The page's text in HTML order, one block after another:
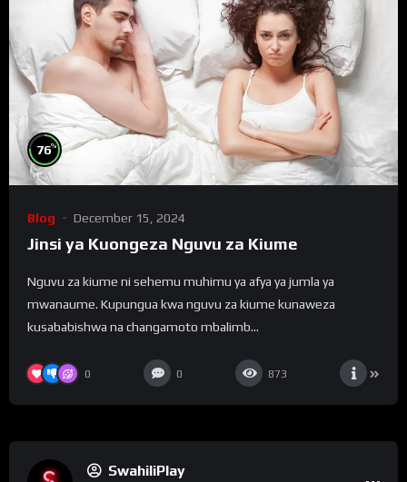
76%
Blog December 15, 2024
Jinsi ya Kuongeza Nguvu za Kiume
Nguvu za kiume ni sehemu muhimu ya afya ya jumla ya
mwanaume. Kupungua kwa nguvu za kiume kunaweza
kusababishwa na changamoto mbalimb...
0 0 873
SwahiliPlay